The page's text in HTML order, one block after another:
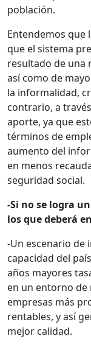
población.
Entendemos que
que el sistema
resultado de una
así como de
la informalidad,
contrario, a
aporte, ya que
términos de
aumento del
en menos
seguridad social.
-Si no se logra
los que deberá
-Un escenario de
capacidad del
años mayores
en un entorno
empresas más
rentables, y así
mejor calidad.